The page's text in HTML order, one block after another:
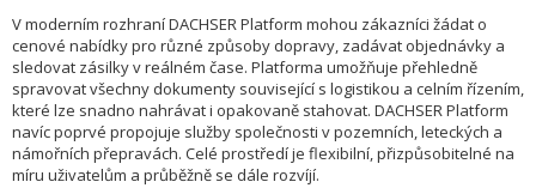
V moderním rozhraní DACHSER Platform mohou zákazníci žádat o
cenové nabídky pro různé způsoby dopravy, zadávat objednávky a
sledovat zásilky v reálném čase. Platforma umožňuje přehledně
spravovat všechny dokumenty související s logistikou a celním řízením,
které lze snadno nahrávat i opakovaně stahovat. DACHSER Platform
navíc poprvé propojuje služby společnosti v pozemních, leteckých a
námořních přepravách. Celé prostředí je flexibilní, přizpůsobitelné na
míru uživatelům a průběžně se dále rozvíjí.